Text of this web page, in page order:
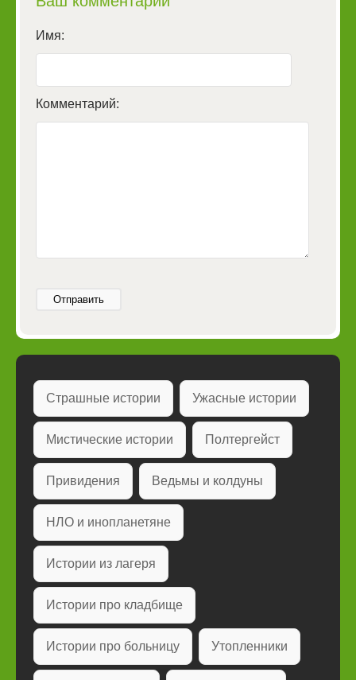
Имя:
Комментарий:
Отправить
Страшные истории Ужасные истории
Мистические истории Полтергейст
Привидения Ведьмы и колдуны
НЛО и инопланетяне
Истории из лагеря
Истории про кладбище
Истории про больницу Утопленники